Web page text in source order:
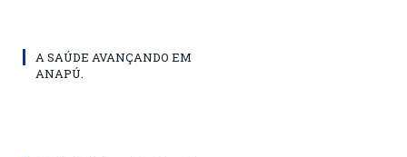
A SAÚDE AVANÇANDO EM
ANAPÚ.